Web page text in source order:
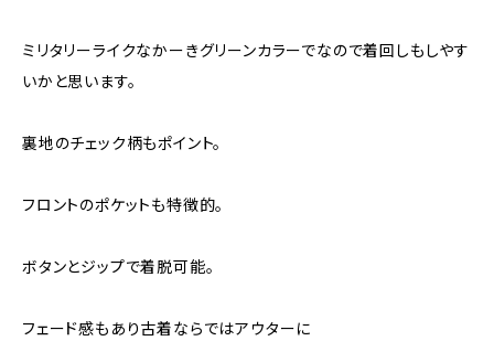
ミリタリーライクなかーきグリーンカラーでなので着回しもしやす
いかと思います。
裏地のチェック柄もポイント。
フロントのポケットも特徴的。
ボタンとジップで着脱可能。
フェード感もあり古着ならではアウターに